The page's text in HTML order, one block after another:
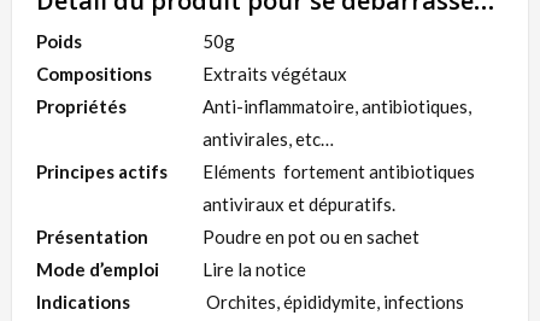
Poids
50g
Compositions
Extraits végétaux
Propriétés
Anti-inflammatoire, antibiotiques,
antivirales, etc…
Principes actifs
Eléments fortement antibiotiques
antiviraux et dépuratifs.
Présentation
Poudre en pot ou en sachet
Mode d’emploi
Lire la notice
Indications
Orchites, épididymite, infections